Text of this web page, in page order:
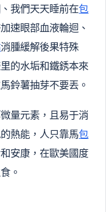
我們天天睡前在包
速眼部血液輪迴、
消腫緩解後果特殊
的水垢和鐵銹本來
鈴薯抽芽不要丟。
量元素，且易于消
熱能，人只靠馬包
安康，在歐美國度
。